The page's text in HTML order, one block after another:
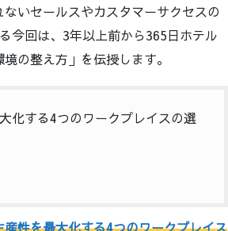
いセールスやカスタマーサクセスの
今回は、3年以上前から365日ホテル
の整え方」を伝授します。
化する4つのワークプレイスの選
性を最大化する4つのワークプレイス